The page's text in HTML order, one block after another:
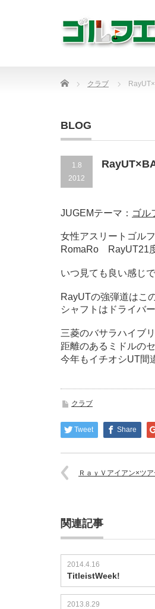
Home クラブ
BLOG
1.8
2012
JUGEMテーマ： ゴル
女性アスリートゴル
RomaRo RayUT21
いつ見ても良い感じ
RayUTの強弾道はこ
シャフトはドライバ
三菱のバサラハイブ
距離のあるミドルの
今年もイチオシUT間
クラブ
Tweet Share
ＲａｙＶアイアン×ツ
関連記事
2014.4.16
TitleistWeek!
2013.8.29